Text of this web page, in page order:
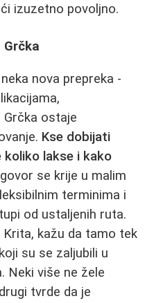
izuzetno povoljno.
nova prepreka -
Grčka ostaje
Kse dobijati
lakse i kako
se krije u malim
terminima i
od ustaljenih ruta.
Krita, kažu da tamo tek
su se zaljubili u
Neki više ne žele
tvrde da je